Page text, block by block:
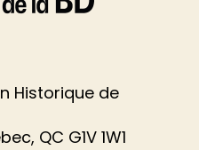
Historique de
QC G1V 1W1